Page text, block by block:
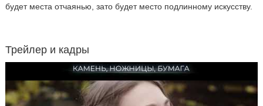
будет места отчаянью, зато будет место подлинному искусству.
Трейлер и кадры